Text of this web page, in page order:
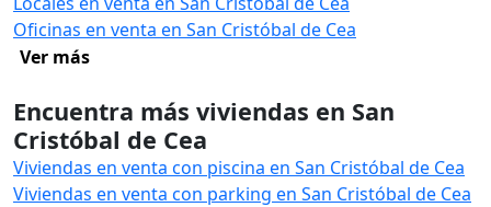
Oficinas en venta en San Cristóbal de Cea
Ver más
Encuentra más viviendas en San
Cristóbal de Cea
Viviendas en venta con piscina en San Cristóbal de Cea
Viviendas en venta con parking en San Cristóbal de Cea